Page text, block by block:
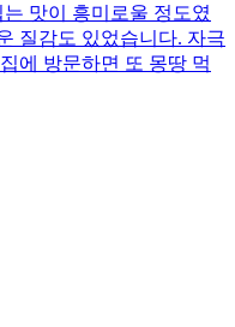
맛이 흥미로울 정도였
질감도 있었습니다. 자극
에 방문하면 또 몽땅 먹